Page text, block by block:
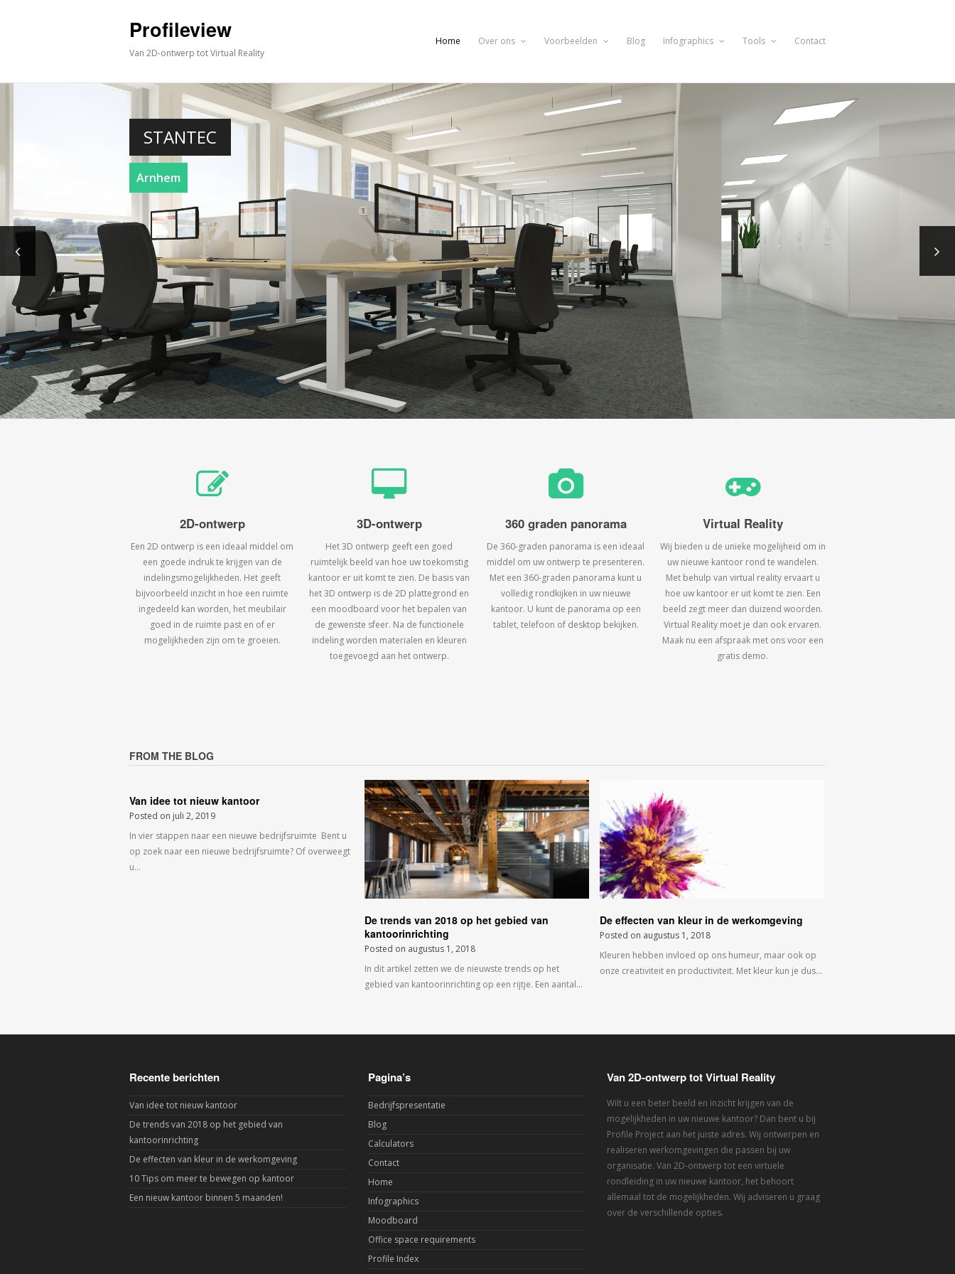
Profileview
Van 2D-ontwerp tot Virtual Reality
Home Over ons Voorbeelden Blog Infographics Tools Contact
STANTEC
Arnhem
2D-ontwerp
Een 2D ontwerp is een ideaal middel om
een goede indruk te krijgen van de
indelingsmogelijkheden. Het geeft
bijvoorbeeld inzicht in hoe een ruimte
ingedeeld kan worden, het meubilair
goed in de ruimte past en of er
mogelijkheden zijn om te groeien.
3D-ontwerp
Het 3D ontwerp geeft een goed
ruimtelijk beeld van hoe uw toekomstig
kantoor er uit komt te zien. De basis van
het 3D ontwerp is de 2D plattegrond en
een moodboard voor het bepalen van
de gewenste sfeer. Na de functionele
indeling worden materialen en kleuren
toegevoegd aan het ontwerp.
360 graden panorama
De 360-graden panorama is een ideaal
middel om uw ontwerp te presenteren.
Met een 360-graden panorama kunt u
volledig rondkijken in uw nieuwe
kantoor. U kunt de panorama op een
tablet, telefoon of desktop bekijken.
Virtual Reality
Wij bieden u de unieke mogelijheid om in
uw nieuwe kantoor rond te wandelen.
Met behulp van virtual reality ervaart u
hoe uw kantoor er uit komt te zien. Een
beeld zegt meer dan duizend woorden.
Virtual Reality moet je dan ook ervaren.
Maak nu een afspraak met ons voor een
gratis demo.
FROM THE BLOG
Van idee tot nieuw kantoor
Posted on juli 2, 2019
In vier stappen naar een nieuwe bedrijfsruimte Bent u
op zoek naar een nieuwe bedrijfsruimte? Of overweegt
u…
De trends van 2018 op het gebied van
kantoorinrichting
Posted on augustus 1, 2018
In dit artikel zetten we de nieuwste trends op het
gebied van kantoorinrichting op een rijtje. Een aantal…
De effecten van kleur in de werkomgeving
Posted on augustus 1, 2018
Kleuren hebben invloed op ons humeur, maar ook op
onze creativiteit en productiviteit. Met kleur kun je dus…
Recente berichten
Van idee tot nieuw kantoor
De trends van 2018 op het gebied van
kantoorinrichting
De effecten van kleur in de werkomgeving
10 Tips om meer te bewegen op kantoor
Een nieuw kantoor binnen 5 maanden!
Pagina’s
Bedrijfspresentatie
Blog
Calculators
Contact
Home
Infographics
Moodboard
Office space requirements
Profile Index
Van 2D-ontwerp tot Virtual Reality
Wilt u een beter beeld en inzicht krijgen van de
mogelijkheden in uw nieuwe kantoor? Dan bent u bij
Profile Project aan het juiste adres. Wij ontwerpen en
realiseren werkomgevingen die passen bij uw
organisatie. Van 2D-ontwerp tot een virtuele
rondleiding in uw nieuwe kantoor, het behoort
allemaal tot de mogelijkheden. Wij adviseren u graag
over de verschillende opties.